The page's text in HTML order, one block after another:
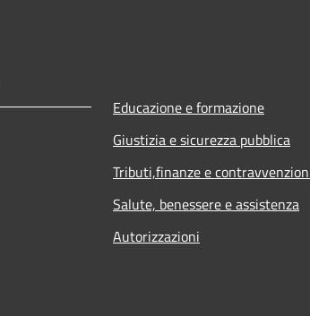
Educazione e formazione
Giustizia e sicurezza pubblica
Tributi,finanze e
Salute, benessere e assistenza
Autorizzazioni